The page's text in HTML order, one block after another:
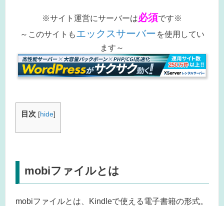
※サイト運営にサーバーは必須です※
～このサイトもエックスサーバー を使用してい
ます～
目次 [hide]
mobiファイルとは
mobiファイルとは、Kindleで使える電子書籍の形式。